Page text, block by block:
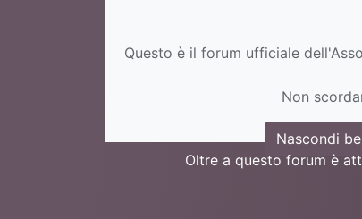
Questo è il forum ufficiale
Non
Nascondi
Oltre a questo forum è